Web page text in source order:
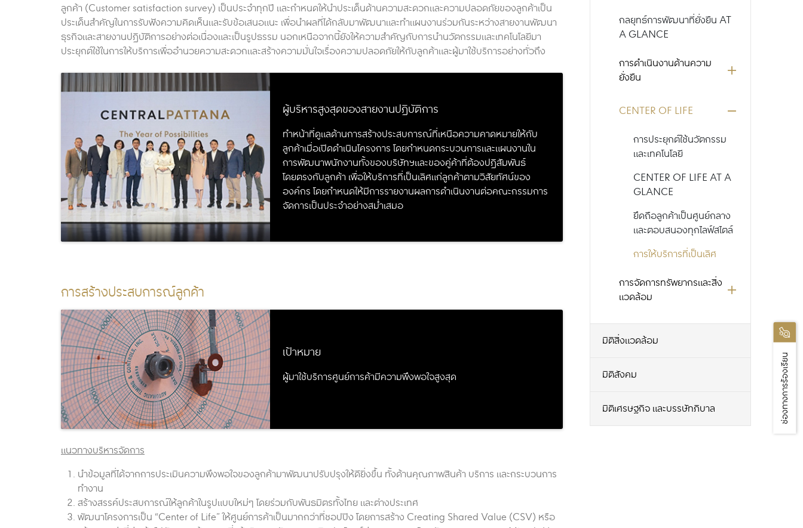
กลยุทธ์การพัฒนาที่ยั่งยืน AT
A GLANCE
การดำเนินงานด้านความ
ยั่งยืน
CENTER OF LIFE
การประยุกต์ใช้นวัตกรรม
และเทคโนโลยี
CENTER OF LIFE AT A
GLANCE
ยึดถือลูกค้าเป็นศูนย์กลาง
และตอบสนองทุกไลฟ์สไตล์
การให้บริการที่เป็นเลิศ
การจัดการทรัพยากรและสิ่ง
แวดล้อม
มิติสิ่งแวดล้อม
มิติสังคม
มิติเศรษฐกิจ และบรรษัทภิบาล
ลูกค้า (Customer satisfaction survey) เป็นประจำทุกปี และกำหนดให้นำประเด็นด้านความสะดวกและความปลอดภัยของลูกค้าเป็น
ประเด็นสำคัญในการรับฟังความคิดเห็นและรับข้อเสนอแนะ เพื่อนำผลที่ได้กลับมาพัฒนาและทำแผนงานร่วมกันระหว่างสายงานพัฒนา
ธุรกิจและสายงานปฏิบัติการอย่างต่อเนื่องและเป็นรูปธรรม นอกเหนือจากนี้ยังให้ความสำคัญกับการนำนวัตกรรมและเทคโนโลยีมา
ประยุกต์ใช้ในการให้บริการเพื่ออำนวยความสะดวกและสร้างความมั่นใจเรื่องความปลอดภัยให้กับลูกค้าและผู้มาใช้บริการอย่างทั่วถึง
ผู้บริหารสูงสุดของสายงานปฏิบัติการ
ทำหน้าที่ดูแลด้านการสร้างประสบการณ์ที่เหนือความคาดหมายให้กับ
ลูกค้าเมื่อเปิดดำเนินโครงการ โดยกำหนดกระบวนการและแผนงานใน
การพัฒนาพนักงานทั้งของบริษัทฯและของคู่ค้าที่ต้องปฏิสัมพันธ์
โดยตรงกับลูกค้า เพื่อให้บริการที่เป็นเลิศแก่ลูกค้าตามวิสัยทัศน์ของ
องค์กร โดยกำหนดให้มีการรายงานผลการดำเนินงานต่อคณะกรรมการ
จัดการเป็นประจำอย่างสม่ำเสมอ
การสร้างประสบการณ์ลูกค้า
เป้าหมาย
ผู้มาใช้บริการศูนย์การค้ามีความพึงพอใจสูงสุด
แนวทางบริหารจัดการ
นำข้อมูลที่ได้จากการประเมินความพึงพอใจของลูกค้ามาพัฒนาปรับปรุงให้ดียิ่งขึ้น ทั้งด้านคุณภาพสินค้า บริการ และกระบวนการ
ทำงาน
สร้างสรรค์ประสบการณ์ให้ลูกค้าในรูปแบบใหม่ๆ โดยร่วมกับพันธมิตรทั้งไทย และต่างประเทศ
พัฒนาโครงการเป็น “Center of Life” ให้ศูนย์การค้าเป็นมากกว่าที่ชอปปิง โดยการสร้าง Creating Shared Value (CSV) หรือ
ช่องทางการร้องเรียน